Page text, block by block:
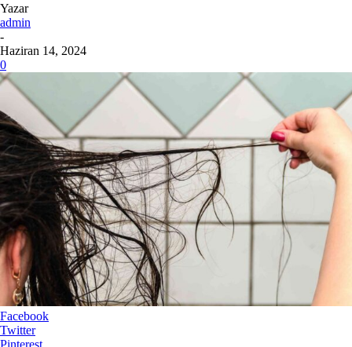
Yazar
admin
-
Haziran 14, 2024
0
Facebook
Twitter